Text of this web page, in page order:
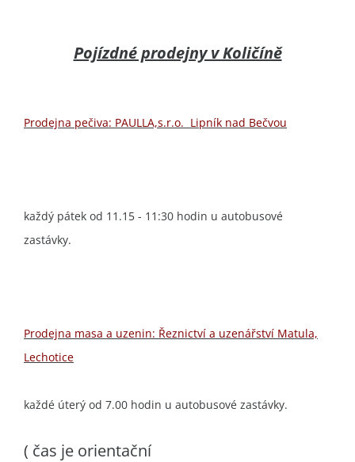
Pojízdné prodejny v Količíně
Prodejna pečiva: PAULLA,s.r.o. Lipník nad Bečvou
každý pátek od 11.15 - 11:30 hodin u autobusové
zastávky.
Prodejna masa a uzenin: Řeznictví a uzenářství Matula,
Lechotice
každé úterý od 7.00 hodin u autobusové zastávky.
( čas je orientační